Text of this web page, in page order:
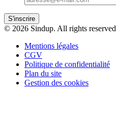
S'inscrire
© 2026 Sindup. All rights reserved
Mentions légales
CGV
Politique de confidentialité
Plan du site
Gestion des cookies